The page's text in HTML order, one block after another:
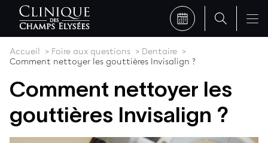
Accueil Foire aux questions
Dentaire
Comment nettoyer les gouttières Invisalign ?
Comment nettoyer les
gouttières Invisalign ?